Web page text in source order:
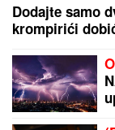
Dodajte samo
krompirići